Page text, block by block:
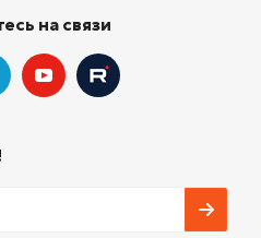
на связи